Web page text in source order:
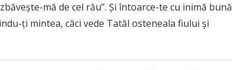
mă de cel rău”. Şi întoarce-te cu inimă bună
ţi mintea, căci vede Tatăl osteneala fiului şi